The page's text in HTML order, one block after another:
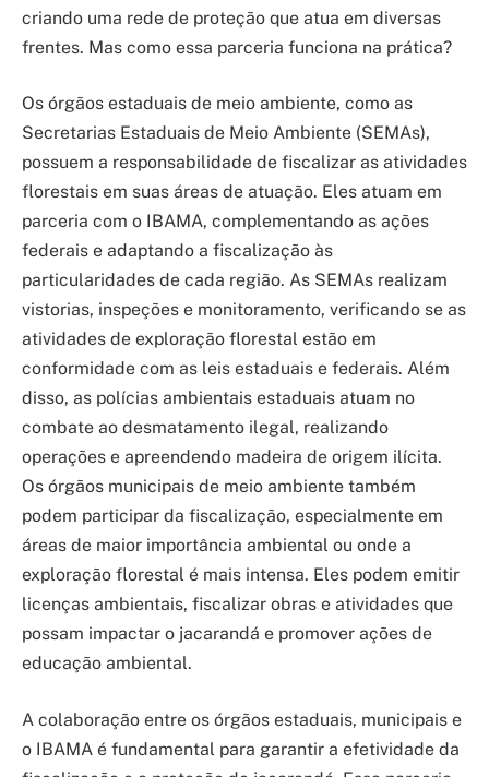
criando uma rede de proteção que atua em diversas
frentes. Mas como essa parceria funciona na prática?
Os órgãos estaduais de meio ambiente, como as
Secretarias Estaduais de Meio Ambiente (SEMAs),
possuem a responsabilidade de fiscalizar as atividades
florestais em suas áreas de atuação. Eles atuam em
parceria com o IBAMA, complementando as ações
federais e adaptando a fiscalização às
particularidades de cada região. As SEMAs realizam
vistorias, inspeções e monitoramento, verificando se as
atividades de exploração florestal estão em
conformidade com as leis estaduais e federais. Além
disso, as polícias ambientais estaduais atuam no
combate ao desmatamento ilegal, realizando
operações e apreendendo madeira de origem ilícita.
Os órgãos municipais de meio ambiente também
podem participar da fiscalização, especialmente em
áreas de maior importância ambiental ou onde a
exploração florestal é mais intensa. Eles podem emitir
licenças ambientais, fiscalizar obras e atividades que
possam impactar o jacarandá e promover ações de
educação ambiental.
A colaboração entre os órgãos estaduais, municipais e
o IBAMA é fundamental para garantir a efetividade da